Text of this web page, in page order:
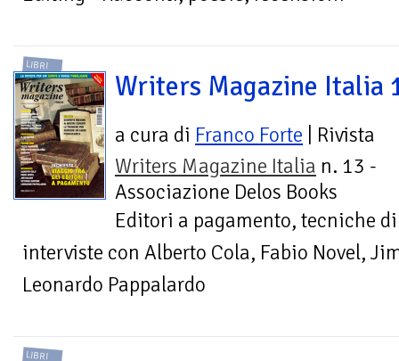
LIBRI
Writers Magazine Italia
a cura di Franco Forte | Rivista
Writers Magazine Italia n. 13 -
Associazione Delos Books
Editori a pagamento, tecniche
interviste con Alberto Cola, Fabio Novel,
Leonardo Pappalardo
LIBRI